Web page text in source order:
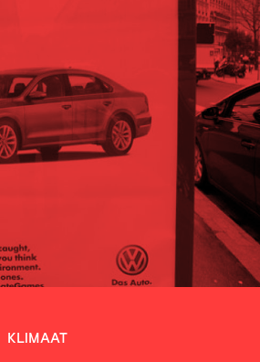
KLIMAAT